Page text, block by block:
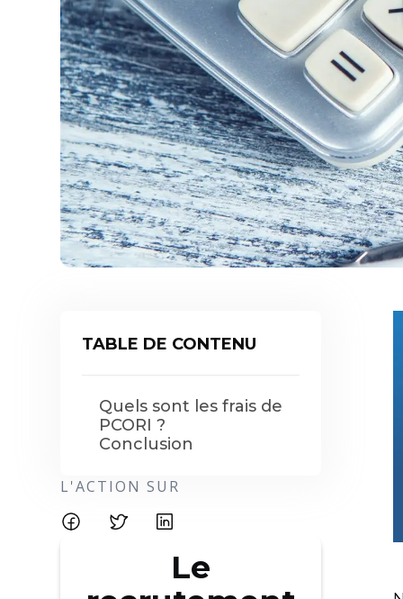
TABLE DE CONTENU
Quels sont les frais de
PCORI ?
Conclusion
L'ACTION SUR
Le